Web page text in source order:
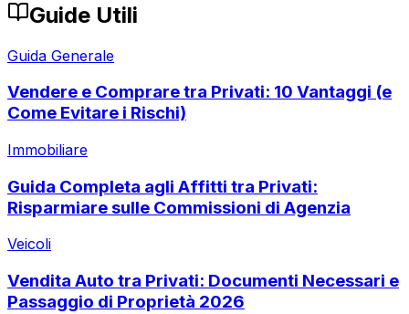
Guide Utili
Guida Generale
Vendere e Comprare tra Privati: 10 Vantaggi (e
Come Evitare i Rischi)
Immobiliare
Guida Completa agli Affitti tra Privati:
Risparmiare sulle Commissioni di Agenzia
Veicoli
Vendita Auto tra Privati: Documenti Necessari e
Passaggio di Proprietà 2026